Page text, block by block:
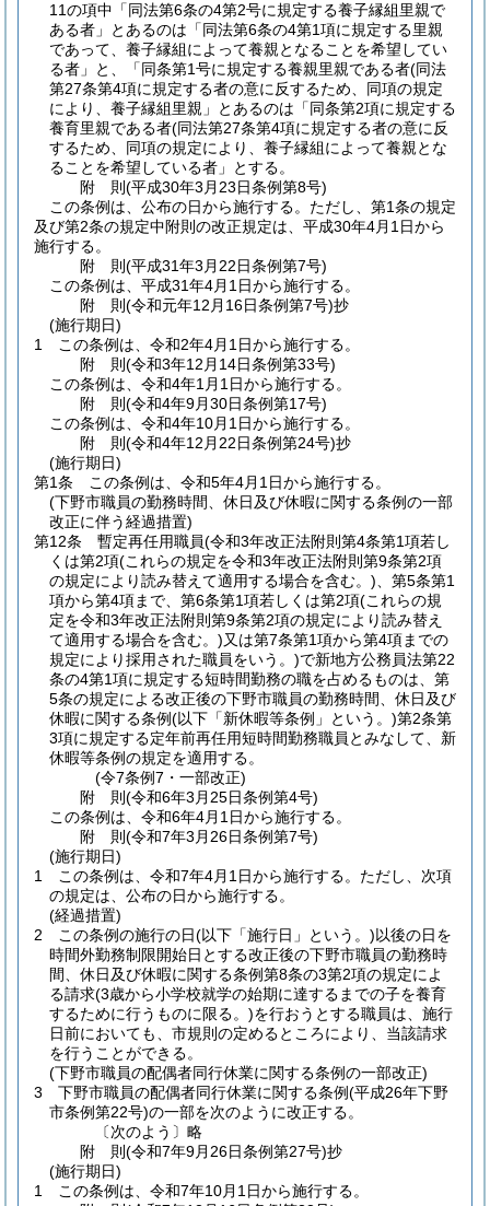
11の項中「同法第6条の4第2号に規定する養子縁組里親で
ある者」とあるのは「同法第6条の4第1項に規定する里親
であって、養子縁組によって養親となることを希望してい
る者」と、「同条第1号に規定する養親里親である者(同法
第27条第4項に規定する者の意に反するため、同項の規定
により、養子縁組里親」とあるのは「同条第2項に規定する
養育里親である者(同法第27条第4項に規定する者の意に反
するため、同項の規定により、養子縁組によって養親とな
ることを希望している者」とする。
附 則(平成30年3月23日条例第8号)
この条例は、公布の日から施行する。 ただし、第1条の規定
及び第2条の規定中附則の改正規定は、平成30年4月1日から
施行する。
附 則(平成31年3月22日条例第7号)
この条例は、平成31年4月1日から施行する。
附 則(令和元年12月16日条例第7号)抄
(施行期日)
1
この条例は、令和2年4月1日から施行する。
附 則(令和3年12月14日条例第33号)
この条例は、令和4年1月1日から施行する。
附 則(令和4年9月30日条例第17号)
この条例は、令和4年10月1日から施行する。
附 則(令和4年12月22日条例第24号)抄
(施行期日)
第1条
この条例は、令和5年4月1日から施行する。
(下野市職員の勤務時間、休日及び休暇に関する条例の一部
改正に伴う経過措置)
第12条
暫定再任用職員(令和3年改正法附則第4条第1項若し
くは第2項(これらの規定を令和3年改正法附則第9条第2項
の規定により読み替えて適用する場合を含む。) 、第5条第1
項から第4項まで、第6条第1項若しくは第2項(これらの規
定を令和3年改正法附則第9条第2項の規定により読み替え
て適用する場合を含む。)又は第7条第1項から第4項までの
規定により採用された職員をいう。)で新地方公務員法第22
条の4第1項に規定する短時間勤務の職を占めるものは、第
5条の規定による改正後の下野市職員の勤務時間、休日及び
休暇に関する条例(以下「新休暇等条例」という。)第2条第
3項に規定する定年前再任用短時間勤務職員とみなして、新
休暇等条例の規定を適用する。
(令7条例7・一部改正)
附 則(令和6年3月25日条例第4号)
この条例は、令和6年4月1日から施行する。
附 則(令和7年3月26日条例第7号)
(施行期日)
1
この条例は、令和7年4月1日から施行する。 ただし、次項
の規定は、公布の日から施行する。
(経過措置)
2
この条例の施行の日(以下「施行日」という。)以後の日を
時間外勤務制限開始日とする改正後の下野市職員の勤務時
間、休日及び休暇に関する条例第8条の3第2項の規定によ
る請求(3歳から小学校就学の始期に達するまでの子を養育
するために行うものに限る。)を行おうとする職員は、施行
日前においても、市規則の定めるところにより、当該請求
を行うことができる。
(下野市職員の配偶者同行休業に関する条例の一部改正)
3
下野市職員の配偶者同行休業に関する条例(平成26年下野
市条例第22号)の一部を次のように改正する。
〔次のよう〕略
附 則(令和7年9月26日条例第27号)抄
(施行期日)
1
この条例は、令和7年10月1日から施行する。